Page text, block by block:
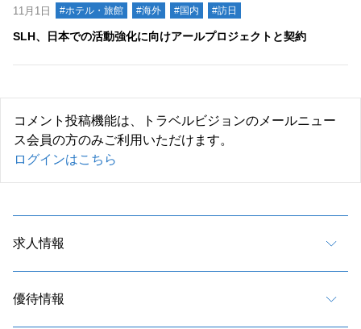
11月1日 #ホテル・旅館 #海外 #国内 #訪日
SLH、日本での活動強化に向けアールプロジェクトと契約
コメント投稿機能は、トラベルビジョンのメールニュー
ス会員の方のみご利用いただけます。
ログインはこちら
求人情報
優待情報